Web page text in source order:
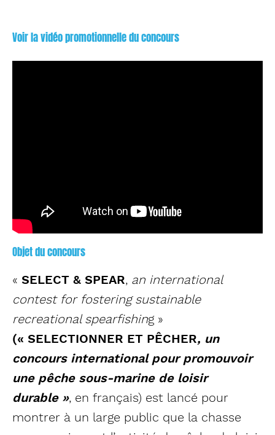
Voir la vidéo promotionnelle du concours
Objet du concours
« SELECT & SPEAR, an international
contest for fostering sustainable
recreational spearfishing »
(« SELECTIONNER ET PÊCHER, un
concours international pour promouvoir
une pêche sous-marine de loisir
durable », en français) est lancé pour
montrer à un large public que la chasse